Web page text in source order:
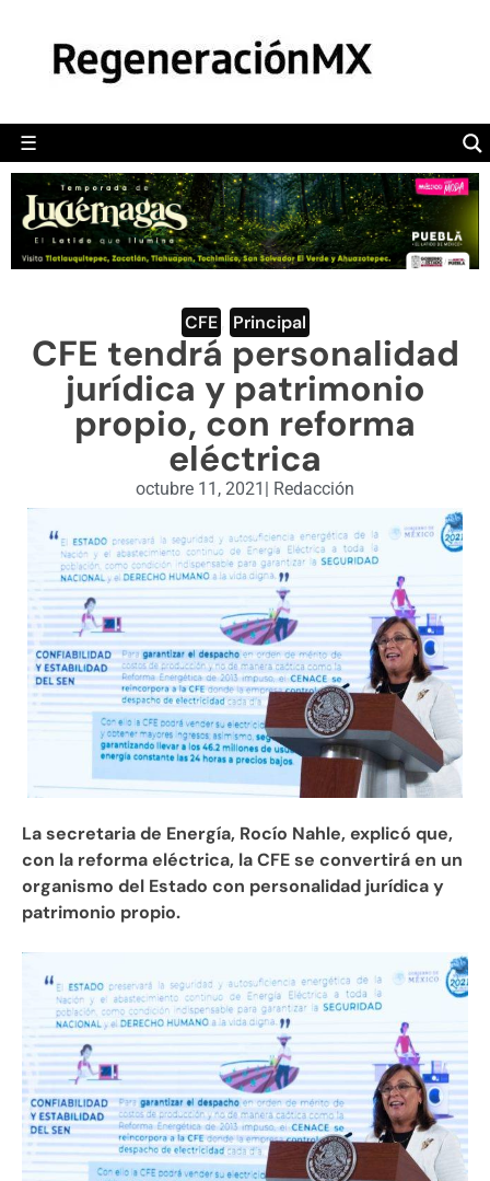
☰
POLÍTICA
CAMALEÓN
OPINIÓN
DEPORTES
ENGLISH SECTION
VIDEOS
CFE Principal
CFE tendrá personalidad
jurídica y patrimonio
propio, con reforma
eléctrica
octubre 11, 2021 | Redacción
La secretaria de Energía, Rocío Nahle, explicó que,
con la reforma eléctrica, la CFE se convertirá en un
organismo del Estado con personalidad jurídica y
patrimonio propio.